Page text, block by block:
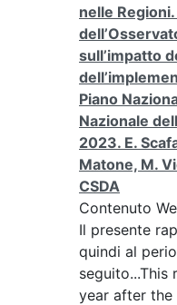
nelle
sull’impatto
Piano
Nazionale
2023. E.
Matone, M.
CSDA
Contenuto
Il presente
quindi al
year after the